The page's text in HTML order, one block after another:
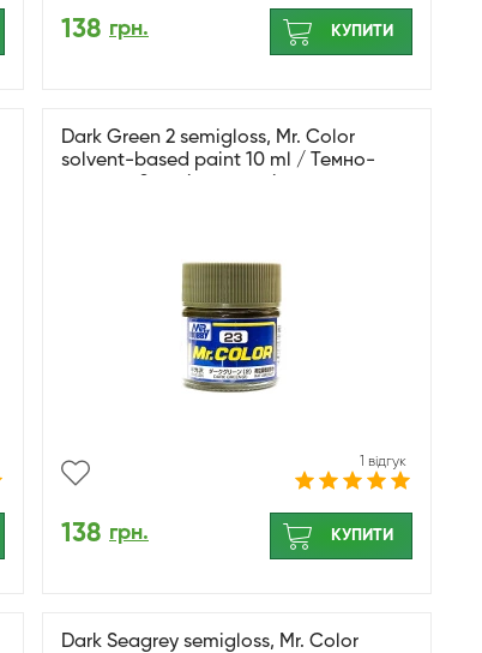
138 грн. КУПИТИ
Dark Green 2 semigloss, Mr. Color
solvent-based paint 10 ml / Темно-
1 відгук
138 грн. КУПИТИ
Dark Seagrey semigloss, Mr. Color